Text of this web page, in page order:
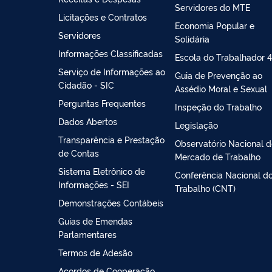
Licitações e Contratos
Servidores
Informações Classificadas
Serviço de Informações ao
Cidadão - SIC
Perguntas Frequentes
Dados Abertos
Transparência e Prestação
de Contas
Sistema Eletrônico de
Informações - SEI
Demonstrações Contábeis
Guias de Emendas
Parlamentares
Termos de Adesão
Servidores do MTE
Economia Popular e
Solidária
Escola do Trabalhador
Guia de Prevenção ao
Assédio Moral e Sexual
Inspeção do Trabalho
Legislação
Observatório Nacional
Mercado de Trabalho
Conferência Nacional
Trabalho (CNT)